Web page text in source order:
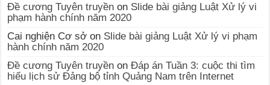
Đề cương Tuyên truyền on Slide bài giảng Luật Xử lý vi
phạm hành chính năm 2020
Cai nghiện Cơ sở on Slide bài giảng Luật Xử lý vi phạm
hành chính năm 2020
Đề cương Tuyên truyền onĐáp án Tuần 3: cuộc thi tìm
hiểu lịch sử Đảng bộ tỉnh Quảng Nam trên Internet